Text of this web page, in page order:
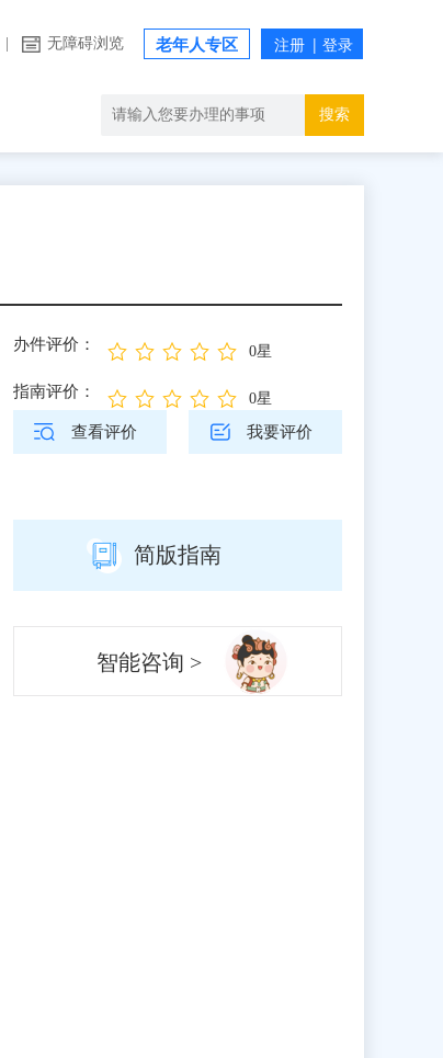
无障碍浏览 老年人专区
搜索
办件评价： 0星
指南评价： 0星
查看评价 我要评价
简版指南
智能咨询 >